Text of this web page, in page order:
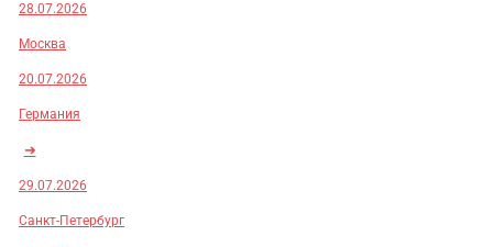
28.07.2026
Москва
20.07.2026
Германия
➜
29.07.2026
Санкт-Петербург